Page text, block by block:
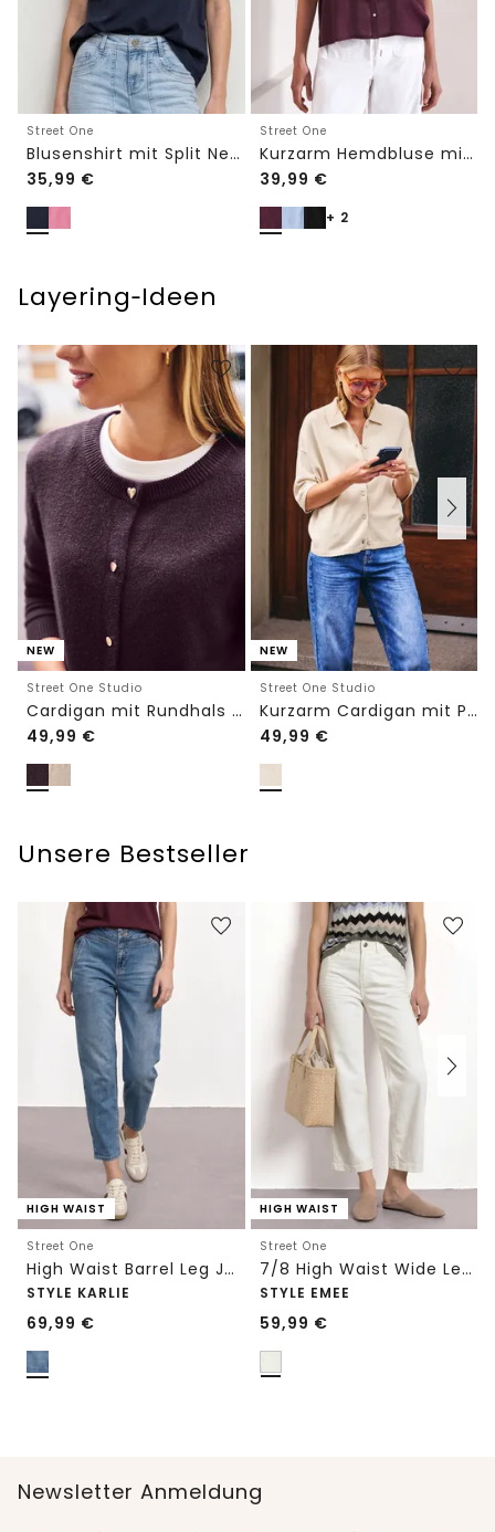
Street One
Blusenshirt mit Split Neck und Volant-Ärmeln
35,99 €
Street One
Kurzarm Hemdbluse mit Turn-Up-Details
39,99 €
+ 2
Layering‑Ideen
NEW
Street One Studio
Cardigan mit Rundhals und Knöpfen
49,99 €
NEW
Street One Studio
Kurzarm Cardigan mit Polokragen
49,99 €
Unsere Bestseller
HIGH WAIST
Street One
High Waist Barrel Leg Jeans im Loose Fit
STYLE KARLIE
69,99 €
HIGH WAIST
Street One
7/8 High Waist Wide Leg Jeans im Loose Fit
STYLE EMEE
59,99 €
Newsletter Anmeldung